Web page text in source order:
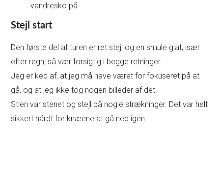
vandresko på
Stejl start
Den første del af turen er ret stejl og en smule glat, især
efter regn, så vær forsigtig i begge retninger.
Jeg er ked af, at jeg må have været for fokuseret på at
gå, og at jeg ikke tog nogen billeder af det.
Stien var stenet og stejl på nogle strækninger. Det var helt
sikkert hårdt for knæene at gå ned igen.